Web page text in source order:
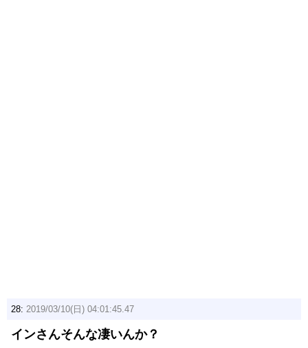
28: 2019/03/10(日) 04:01:45.47
インさんそんな凄いんか？